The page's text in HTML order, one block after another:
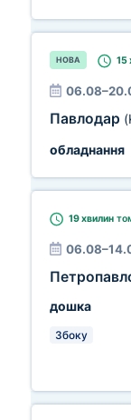
НОВА 15
Павлодар
обладнання
19 хвилин
дошка
Збоку